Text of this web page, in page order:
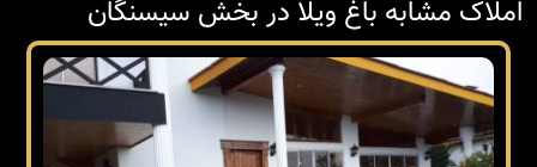
املاک مشابه باغ ویلا در بخش سیسنگان